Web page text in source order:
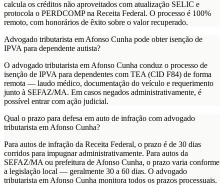
calcula os créditos não aproveitados com atualização SELIC e
protocola o PERDCOMP na Receita Federal. O processo é 100%
remoto, com honorários de êxito sobre o valor recuperado.
Advogado tributarista em Afonso Cunha pode obter isenção de
IPVA para dependente autista?
O advogado tributarista em Afonso Cunha conduz o processo de
isenção de IPVA para dependentes com TEA (CID F84) de forma
remota — laudo médico, documentação do veículo e requerimento
junto à SEFAZ/MA. Em casos negados administrativamente, é
possível entrar com ação judicial.
Qual o prazo para defesa em auto de infração com advogado
tributarista em Afonso Cunha?
Para autos de infração da Receita Federal, o prazo é de 30 dias
corridos para impugnar administrativamente. Para autos da
SEFAZ/MA ou prefeitura de Afonso Cunha, o prazo varia conforme
a legislação local — geralmente 30 a 60 dias. O advogado
tributarista em Afonso Cunha monitora todos os prazos processuais.